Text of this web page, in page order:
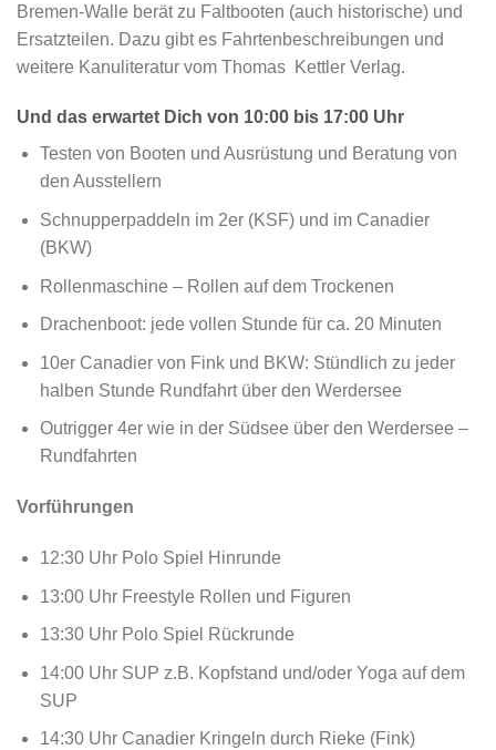
Bremen-Walle berät zu Faltbooten (auch historische) und
Ersatzteilen. Dazu gibt es Fahrtenbeschreibungen und
weitere Kanuliteratur vom Thomas Kettler Verlag.
Und das erwartet Dich von 10:00 bis 17:00 Uhr
Testen von Booten und Ausrüstung und Beratung von
den Ausstellern
Schnupperpaddeln im 2er (KSF) und im Canadier
(BKW)
Rollenmaschine – Rollen auf dem Trockenen
Drachenboot: jede vollen Stunde für ca. 20 Minuten
10er Canadier von Fink und BKW: Stündlich zu jeder
halben Stunde Rundfahrt über den Werdersee
Outrigger 4er wie in der Südsee über den Werdersee –
Rundfahrten
Vorführungen
12:30 Uhr Polo Spiel Hinrunde
13:00 Uhr Freestyle Rollen und Figuren
13:30 Uhr Polo Spiel Rückrunde
14:00 Uhr SUP z.B. Kopfstand und/oder Yoga auf dem
SUP
14:30 Uhr Canadier Kringeln durch Rieke (Fink)